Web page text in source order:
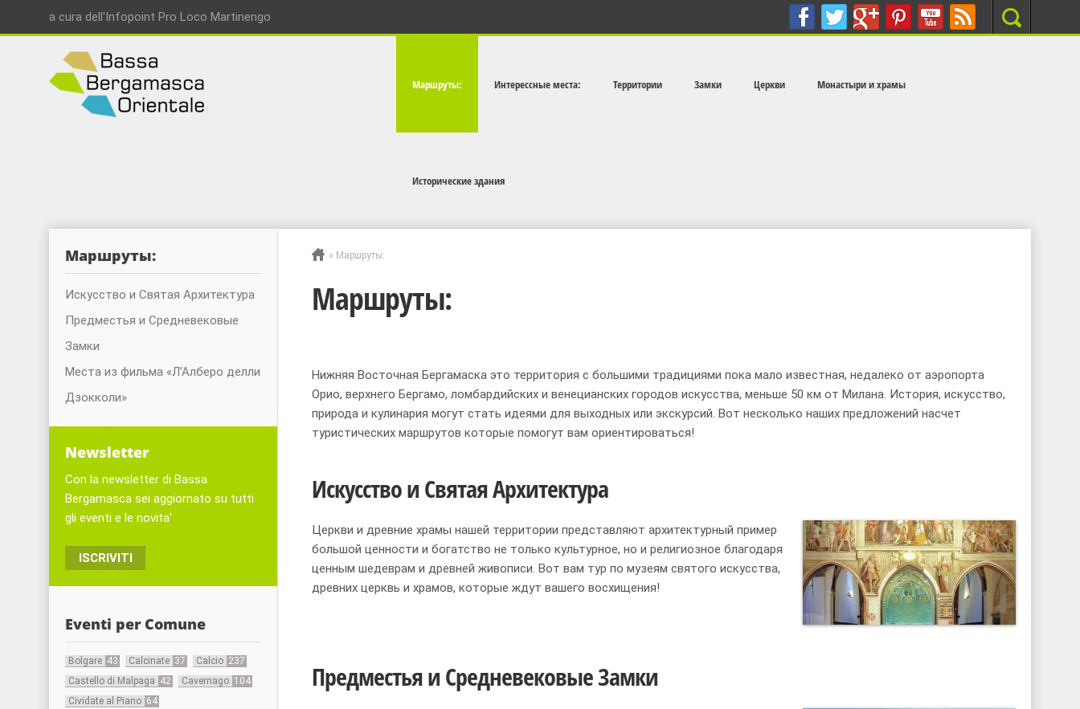
a cura dell'Infopoint Pro Loco Martinengo Search
Маршруты: Интерессные места: Территории Замки Церкви Монастыри и храмы
Исторические здания
» Маршруты:
Маршруты:
Нижняя Восточная Бергамаска это территория с большими традициями пока мало известная, недалеко от аэропорта
Орио, верхнего Бергамо, ломбардийских и венецианских городов искусства, меньше 50 км от Милана. История, искусство,
природа и кулинария могут стать идеями для выходных или экскурсий. Вот несколько наших предложений насчет
туристических маршрутов которые помогут вам ориентироваться!
Искусство и Святая Архитектура
Церкви и древние храмы нашей территории представляют архитектурный пример
большой ценности и богатство не только культурное, но и религиозное благодаря
ценным шедеврам и древней живописи. Вот вам тур по музеям святого искусства,
древних церквь и храмов, которые ждут вашего восхищения!
Предместья и Средневековые Замки
Маршруты:
Искусство и Святая Архитектура
Предместья и Средневековые
Замки
Места из фильма «Л’Алберо делли
Дзокколи»
Newsletter
Con la newsletter di Bassa
Bergamasca sei aggiornato su tutti
gli eventi e le novita'
ISCRIVITI
Eventi per Comune
Bolgare 43 Calcinate 37 Calcio 237
Castello di Malpaga 42 Cavernago 104
Cividate al Piano 64